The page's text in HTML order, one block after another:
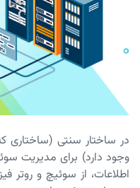
در ساختار سنتی (ساختاری
وجود دارد) برای مدیریت
اطلاعات، از سوئیچ و روتر